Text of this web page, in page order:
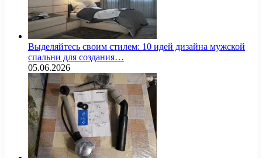
Выделяйтесь своим стилем: 10 идей дизайна мужской
спальни для создания…
05.06.2026